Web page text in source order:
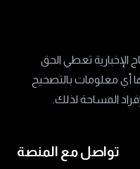
الإخبارية تعطي الحق
أي معلومات بالتصحيح
المساحة لذلك.
تواصل مع المنصة